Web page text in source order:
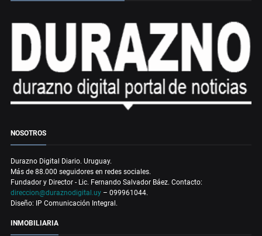
NOSOTROS
Durazno Digital Diario. Uruguay.
Más de 88.000 seguidores en redes sociales.
Fundador y Director - Lic. Fernando Salvador Báez. Contacto:
direccion@duraznodigital.uy – 099961044.
Diseño: IP Comunicación Integral.
INMOBILIARIA